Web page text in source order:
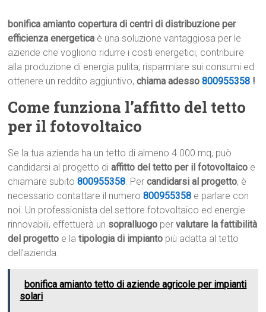
bonifica amianto copertura di centri di distribuzione per
efficienza energetica è una soluzione vantaggiosa per le
aziende che vogliono ridurre i costi energetici, contribuire
alla produzione di energia pulita, risparmiare sui consumi ed
ottenere un reddito aggiuntivo,chiama adesso800955358 !
Come funziona l’affitto del tetto
per il fotovoltaico
Se la tua azienda ha un tetto di almeno 4.000 mq, può
candidarsi al progetto diaffitto del tetto per il fotovoltaico e
chiamare subito800955358. Percandidarsi al progetto, è
necessario contattare il numero800955358 e parlare con
noi. Un professionista del settore fotovoltaico ed energie
rinnovabili, effettuerà un sopralluogo pervalutare la fattibilità
del progetto e latipologia di impianto più adatta al tetto
dell’azienda.
bonifica amianto tetto di aziende agricole per impianti
solari